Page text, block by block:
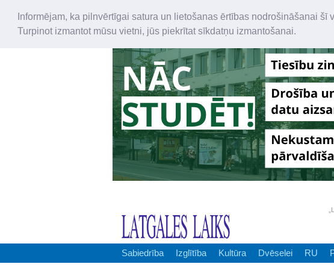
Informējam, ka pilnvērtīgai satura un lietošanas ērtības nodrošināšanai šī
Turpinot izmantot mūsu vietni, jūs piekrītat sīkdatņu izmantošanai.
Sabiedrība Izglītība Kultūra Dvēselei RU